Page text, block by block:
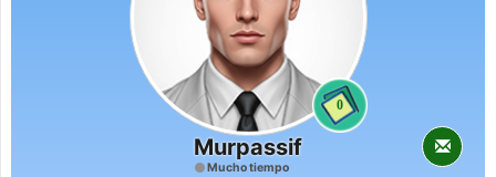
0
Murpassif
Mucho tiempo